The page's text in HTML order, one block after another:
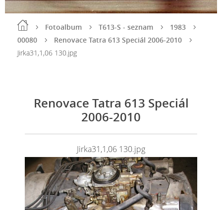
Fotoalbum T613-S - seznam
1983
00080
Renovace Tatra 613 Speciál 2006-2010
Jirka31,1,06 130.jpg
Renovace Tatra 613 Speciál
2006-2010
Jirka31,1,06 130.jpg